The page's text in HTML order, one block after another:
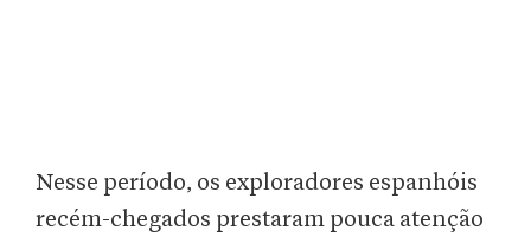
Nesse período, os exploradores espanhóis
recém-chegados prestaram pouca atenção